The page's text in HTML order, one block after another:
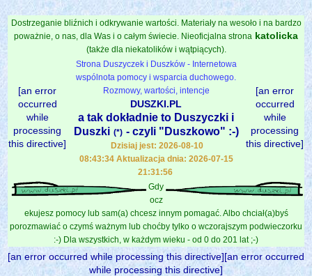
Dostrzeganie bliźnich i odkrywanie wartości. Materiały na wesoło i na bardzo
poważnie, o nas, dla Was i o całym świecie. Nieoficjalna strona katolicka
(także dla niekatolików i wątpiących).
[an error
occurred
while
processing
this directive]
Strona Duszyczek i Duszków - Internetowa
wspólnota pomocy i wsparcia duchowego.
Rozmowy, wartości, intencje
DUSZKI.PL
a tak dokładnie to Duszyczki i
Duszki (*) - czyli "Duszkowo" :-)
Dzisiaj jest: 2026-08-10
08:43:34 Aktualizacja dnia: 2026-07-15
21:31:56
[an error
occurred
while
processing
this directive]
Gdy
ocz
ekujesz pomocy lub sam(a) chcesz innym pomagać. Albo chciał(a)byś
porozmawiać o czymś ważnym lub choćby tylko o wczorajszym podwieczorku
:-) Dla wszystkich, w każdym wieku - od 0 do 201 lat ;-)
[an error occurred while processing this directive][an error occurred
while processing this directive]